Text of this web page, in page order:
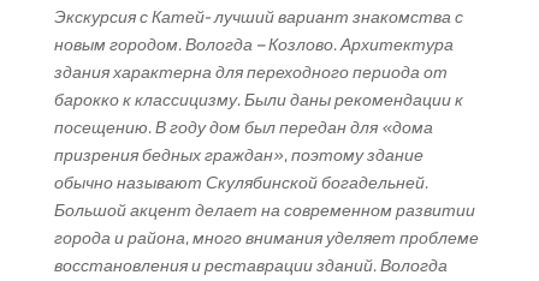
Экскурсия с Катей- лучший вариант знакомства с
новым городом. Вологда – Козлово. Архитектура
здания характерна для переходного периода от
барокко к классицизму. Были даны рекомендации к
посещению. В году дом был передан для «дома
призрения бедных граждан», поэтому здание
обычно называют Скулябинской богадельней.
Большой акцент делает на современном развитии
города и района, много внимания уделяет проблеме
восстановления и реставрации зданий. Вологда